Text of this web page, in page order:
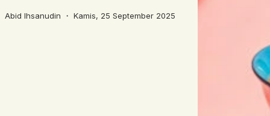
Abid Ihsanudin ・ Kamis, 25 September 2025